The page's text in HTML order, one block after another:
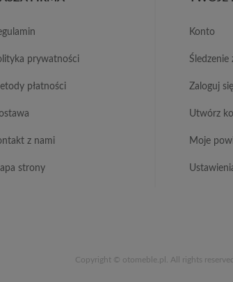
prywatności
metody płatności
z nami
mapa strony
konto
zaloguj się
utwórz
moje
Copyright © otomeble.pl. All rights reserved.